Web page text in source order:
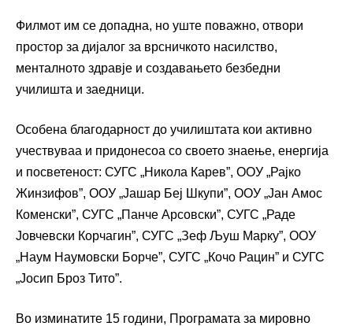
Филмот им се допадна, но уште поважно, отвори
простор за дијалог за врсничкото насилство,
менталното здравје и создавањето безбедни
училишта и заедници.
Особена благодарност до училиштата кои активно
учествуваа и придонесоа со своето знаење, енергија
и посветеност: СУГС „Никола Карев”, ООУ „Рајко
Жинзифов”, ООУ „Јашар Беј Шкупи”, ООУ „Јан Амос
Коменски”, СУГС „Панче Арсовски”, СУГС „Раде
Јовчевски Корчагин”, СУГС „Зеф Љуш Марку”, ООУ
„Наум Наумовски Борче”, СУГС „Кочо Рацин” и СУГС
„Јосип Броз Тито”.
Во изминатите 15 години, Програмата за мировно